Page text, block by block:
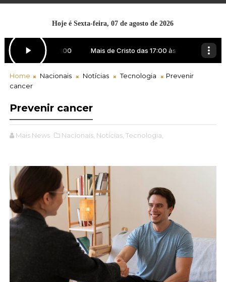
Hoje éSexta-feira, 07 de agosto de 2026
Home Nacionais Notícias Tecnologia
Prevenir
cancer
Prevenir cancer
Mais News Nacionais, Notícias, Tecnologia,